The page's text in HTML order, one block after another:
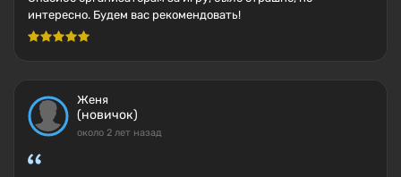
интересно. Будем вас рекомендовать!
Женя
(новичок)
около 2 лет назад